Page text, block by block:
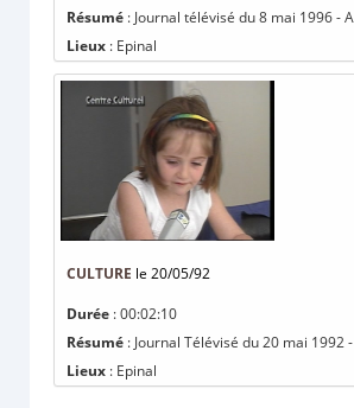
Résumé : Journal télévisé du 8 mai 1996 -
Lieux : Epinal
CULTURE le 20/05/92
Durée : 00:02:10
Résumé : Journal Télévisé du 20 mai
Lieux : Epinal